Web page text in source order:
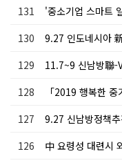
131
130
129
128
127
126